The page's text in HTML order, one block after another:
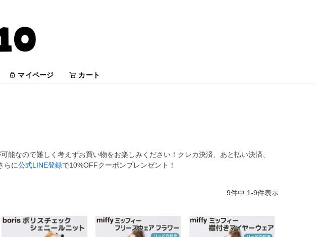
マイページ カート
能なので難しく考えずお買い物をお楽しみください！クレカ決済、あと払い決済、
らに公式LINE登録で10%OFFクーポンプレンゼント！
9件中 1-9件表示